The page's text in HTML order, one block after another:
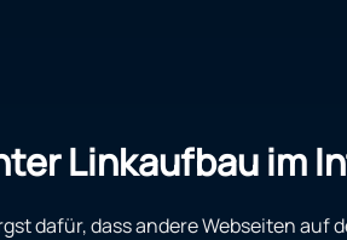
Linkaufbau im
dafür, dass andere Webseiten auf